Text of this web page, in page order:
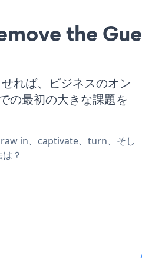
the
れば、ビジネスのオン
の最初の大きな課題を
in、captivate、turn、そし
？